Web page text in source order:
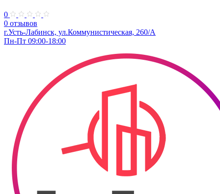
0
0 отзывов
г.Усть-Лабинск, ул.​Коммунистическая, 260/А
Пн-Пт 09:00-18:00